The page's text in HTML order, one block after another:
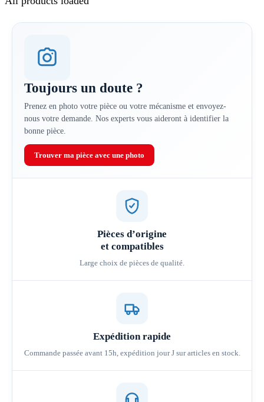
Toujours un doute ?
Prenez en photo votre pièce ou votre mécanisme et envoyez-
nous votre demande. Nos experts vous aideront à identifier la
bonne pièce.
Trouver ma pièce avec une photo
Pièces d’origine
et compatibles
Large choix de pièces de qualité.
Expédition rapide
Commande passée avant 15h, expédition jour J sur articles en stock.